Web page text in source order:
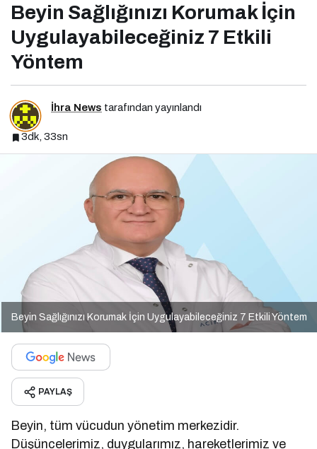
Beyin Sağlığınızı Korumak İçin
Uygulayabileceğiniz 7 Etkili
Yöntem
İhra News tarafından yayınlandı
3dk, 33sn
Beyin Sağlığınızı Korumak İçin Uygulayabileceğiniz 7 Etkili Yöntem
PAYLAŞ
Beyin, tüm vücudun yönetim merkezidir.
Düşüncelerimiz, duygularımız, hareketlerimiz ve